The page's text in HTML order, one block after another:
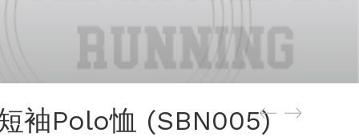
袖Polo恤 (SBN005)